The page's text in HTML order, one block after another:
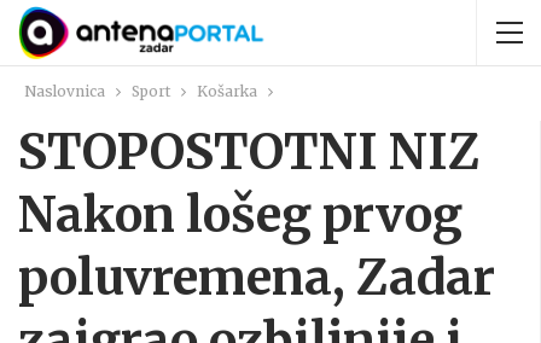
Naslovnica Sport Košarka
STOPOSTOTNI NIZ
Nakon lošeg prvog
poluvremena, Zadar